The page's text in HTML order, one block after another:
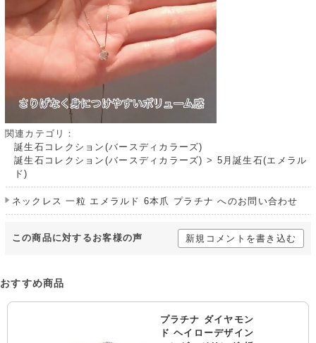
関連カテゴリ：
誕生石コレクション(バースディカラーズ)
誕生石コレクション(バースディカラーズ) > 5月誕生石(エメラル
ド)
ネックレス 一粒 エメラルド 6本爪 プラチナ へのお問い合わせ
この商品に対するお客様の声 新規コメントを書き込む
おすすめ商品
プラチナ ダイヤモン
ド ヘイローデザイン